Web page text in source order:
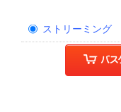
ストリーミング